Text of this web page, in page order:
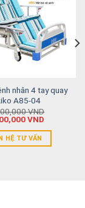
nhân 4 tay quay
A85-04
VND
VND
HỆ TƯ VẤN